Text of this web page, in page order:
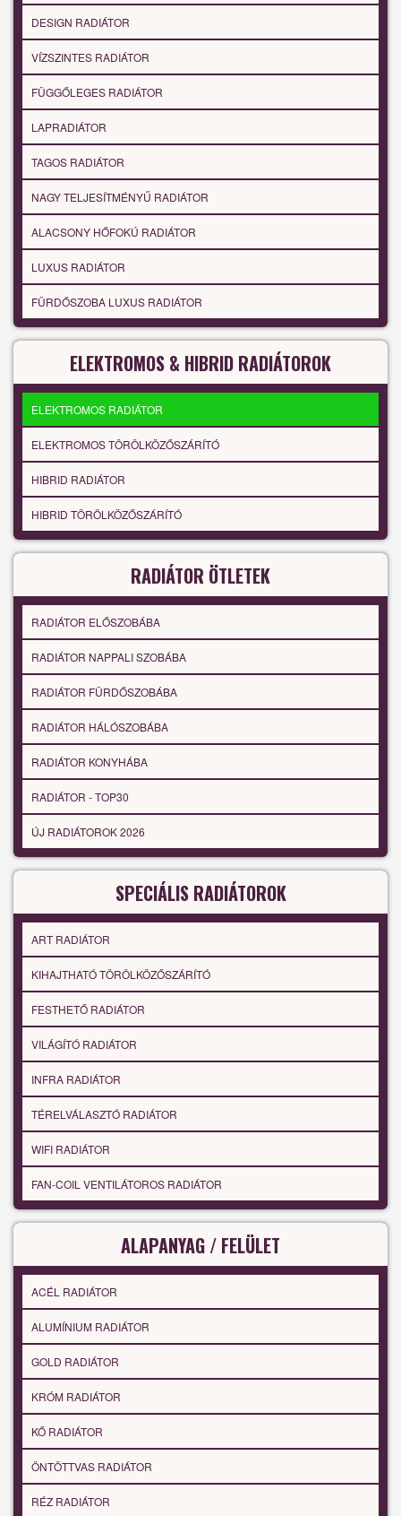
DESIGN RADIÁTOR
VÍZSZINTES RADIÁTOR
FÜGGŐLEGES RADIÁTOR
LAPRADIÁTOR
TAGOS RADIÁTOR
NAGY TELJESÍTMÉNYŰ RADIÁTOR
ALACSONY HŐFOKÚ RADIÁTOR
LUXUS RADIÁTOR
FÜRDŐSZOBA LUXUS RADIÁTOR
ELEKTROMOS & HIBRID RADIÁTOROK
ELEKTROMOS RADIÁTOR
ELEKTROMOS TÖRÖLKÖZŐSZÁRÍTÓ
HIBRID RADIÁTOR
HIBRID TÖRÖLKÖZŐSZÁRÍTÓ
RADIÁTOR ÖTLETEK
RADIÁTOR ELŐSZOBÁBA
RADIÁTOR NAPPALI SZOBÁBA
RADIÁTOR FÜRDŐSZOBÁBA
RADIÁTOR HÁLÓSZOBÁBA
RADIÁTOR KONYHÁBA
RADIÁTOR - TOP30
ÚJ RADIÁTOROK 2026
SPECIÁLIS RADIÁTOROK
ART RADIÁTOR
KIHAJTHATÓ TÖRÖLKÖZŐSZÁRÍTÓ
FESTHETŐ RADIÁTOR
VILÁGÍTÓ RADIÁTOR
INFRA RADIÁTOR
TÉRELVÁLASZTÓ RADIÁTOR
WIFI RADIÁTOR
FAN-COIL VENTILÁTOROS RADIÁTOR
ALAPANYAG / FELÜLET
ACÉL RADIÁTOR
ALUMÍNIUM RADIÁTOR
GOLD RADIÁTOR
KRÓM RADIÁTOR
KŐ RADIÁTOR
ÖNTÖTTVAS RADIÁTOR
RÉZ RADIÁTOR